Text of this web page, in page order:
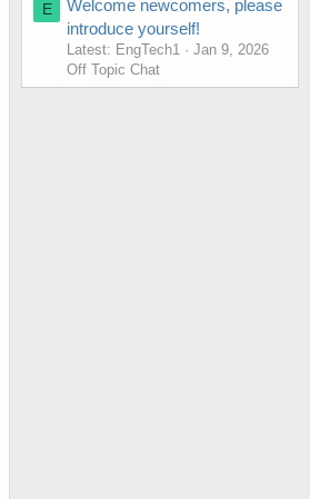
E
Welcome newcomers, please
introduce yourself!
Latest: EngTech1
Jan 9, 2026
Off Topic Chat